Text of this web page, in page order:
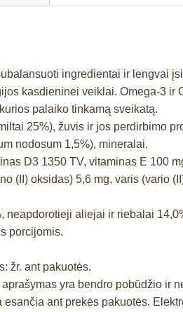
ingredientai ir lengvai
kasdieninei veiklai. Omega-3
palaiko tinkamą sveikatą.
25%), žuvis ir jos perdirbimo
nodosum 1,5%), mineralai.
D3 1350 TV, vitaminas E 100
(II) oksidas) 5,6 mg, varis (vario
aliejai ir riebalai
porcijomis.
žr. ant pakuotės.
yra bendro pobūdžio
ant prekės pakuotės.